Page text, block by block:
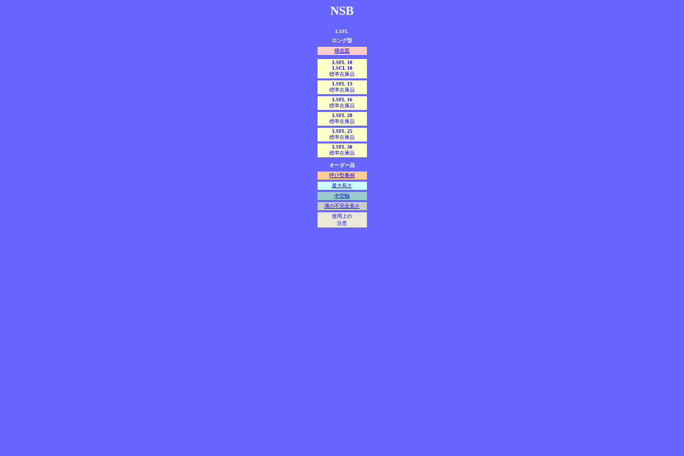
NSB
LSFL
ロング型
構造図
LSFL 10
LSCL 10
標準在庫品
LSFL 13
標準在庫品
LSFL 16
標準在庫品
LSFL 20
標準在庫品
LSFL 25
標準在庫品
LSFL 30
標準在庫品
オーダー品
呼び型番例
最大長さ
中空軸
溝の不完全長さ
使用上の
注意